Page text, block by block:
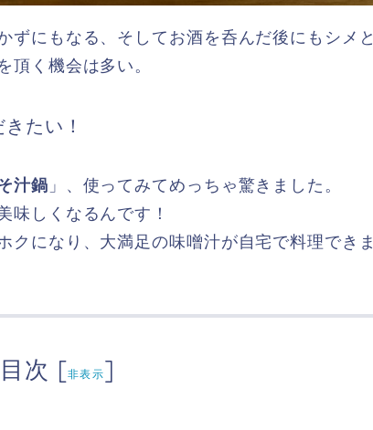
ずにもなる、そしてお酒を呑んだ後にもシメと
頂く機会は多い。
たい！
汁鍋 」、使ってみてめっちゃ驚きました。
味しくなるんです！
クになり、大満足の味噌汁が自宅で料理できま
目次 [非表示]